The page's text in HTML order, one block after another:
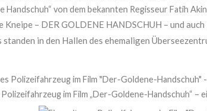
Handschuh“ von dem bekannten Regisseur Fatih Akin
Kneipe – DER GOLDENE HANDSCHUH – und
standen in den Hallen des ehemaligen
im Film „Der-Goldene-Handschuh“ –